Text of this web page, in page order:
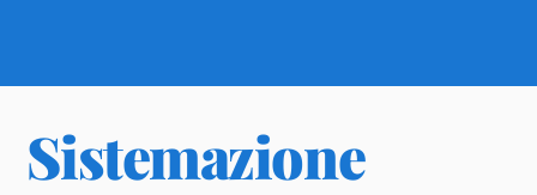
Sistemazione